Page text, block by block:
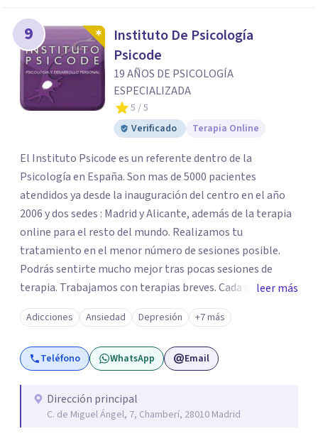
9
Instituto De Psicología
Psicode
19 AÑOS DE PSICOLOGÍA
ESPECIALIZADA
5 / 5
Verificado
Terapia Online
El Instituto Psicode es un referente dentro de la
Psicología en España. Son mas de 5000 pacientes
atendidos ya desde la inauguración del centro en el año
2006 y dos sedes : Madrid y Alicante, además de la terapia
online para el resto del mundo. Realizamos tu
tratamiento en el menor número de sesiones posible.
Podrás sentirte mucho mejor tras pocas sesiones de
terapia. Trabajamos con terapias breves. Cada sesión de
terapia te resultará de utilidad y te ayudará a conseguir
tus objetivos. Entre nuestras especialidades destaca la
terapia de pareja y sexual, así como el tratamiento de
problemas emocionales, obsesiones, ansiedad , estrés,
además con un servicio de hipnosis regresiva para el
trabajo de "Terapia del Alma".
leer más
Adicciones Ansiedad Depresión +7 más
Teléfono WhatsApp Email
Dirección principal
C. de Miguel Ángel, 7, Chamberí, 28010 Madrid